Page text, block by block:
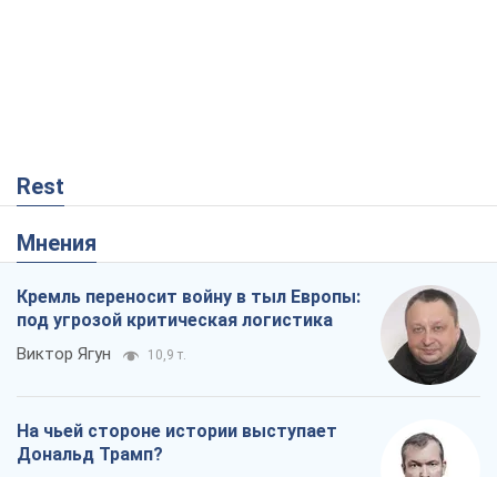
Rest
Мнения
Кремль переносит войну в тыл Европы:
под угрозой критическая логистика
Виктор Ягун 10,9 т.
На чьей стороне истории выступает
Дональд Трамп?